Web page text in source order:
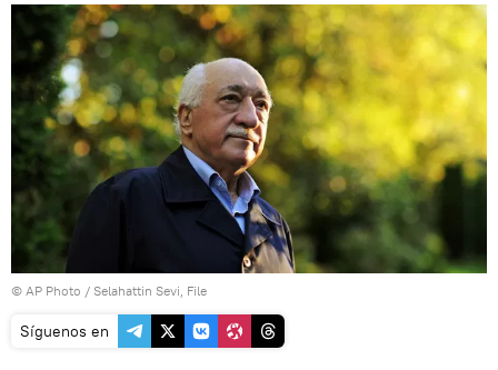
© AP Photo / Selahattin Sevi, File
Síguenos en